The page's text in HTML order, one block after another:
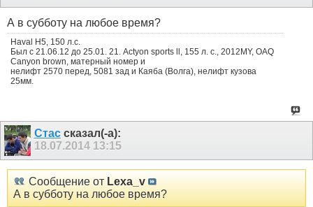
А в субботу на любое время?
Haval H5, 150 л.с.
Был с 21.06.12 до 25.01. 21. Actyon sports ll, 155 л. с., 2012MY, OAQ
Canyon brown, матерный номер и
нелифт 2570 перед, 5081 зад и Каяба (Волга), нелифт кузова
25мм.
Стассказал(-а):
18.07.2014 13:15
Сообщение от Lexa_v
А в субботу на любое время?